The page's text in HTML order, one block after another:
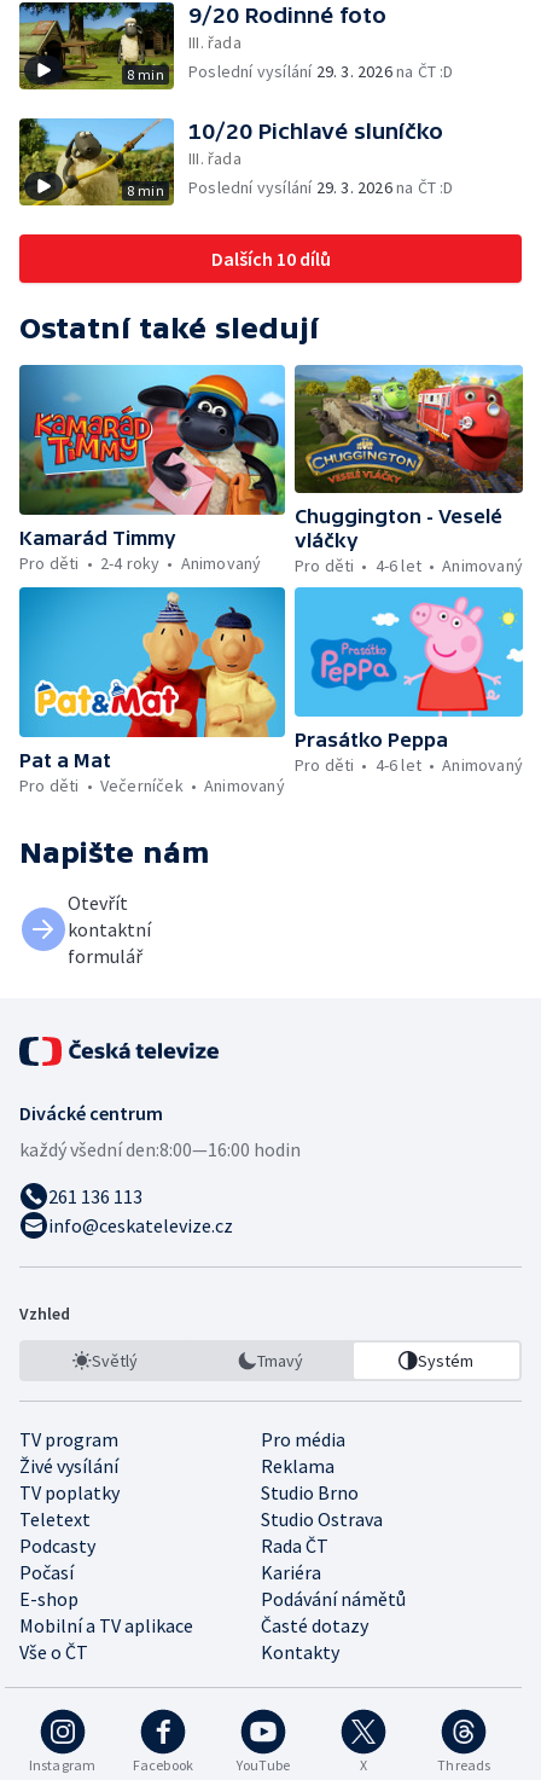
8 min
9/20 Rodinné foto
III. řada
Poslední vysílání 29. 3. 2026na ČT :D
8 min
10/20 Pichlavé sluníčko
III. řada
Poslední vysílání 29. 3. 2026na ČT :D
Dalších 10 dílů
Ostatní také sledují
Kamarád Timmy
Pro děti
2-4 roky Animovaný
Chuggington - Veselé
vláčky
Pro děti
4-6 let Animovaný
Pat a Mat
Pro děti
Večerníček Animovaný
Prasátko Peppa
Pro děti
4-6 let Animovaný
Napište nám
Otevřít
kontaktní
formulář
Divácké centrum
každý všední den:8:00—16:00 hodin
261 136 113
info@ceskatelevize.cz
Vzhled
Světlý Tmavý Systém
TV program
Pro média
Živé vysílání
Reklama
TV poplatky
Studio Brno
Teletext
Studio Ostrava
Podcasty
Rada ČT
Počasí
Kariéra
E-shop
Podávání námětů
Mobilní a TV aplikace
Časté dotazy
Vše o ČT
Kontakty
Instagram Facebook YouTube X Threads